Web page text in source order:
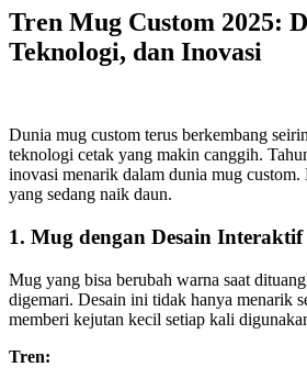
Tren Mug Custom 2025:
Teknologi, dan Inovasi
Dunia mug custom terus berkembang
teknologi cetak yang makin canggih.
inovasi menarik dalam dunia mug
yang sedang naik daun.
1. Mug dengan Desain
Mug yang bisa berubah warna saat
digemari. Desain ini tidak hanya menarik
memberi kejutan kecil setiap kali
Tren: